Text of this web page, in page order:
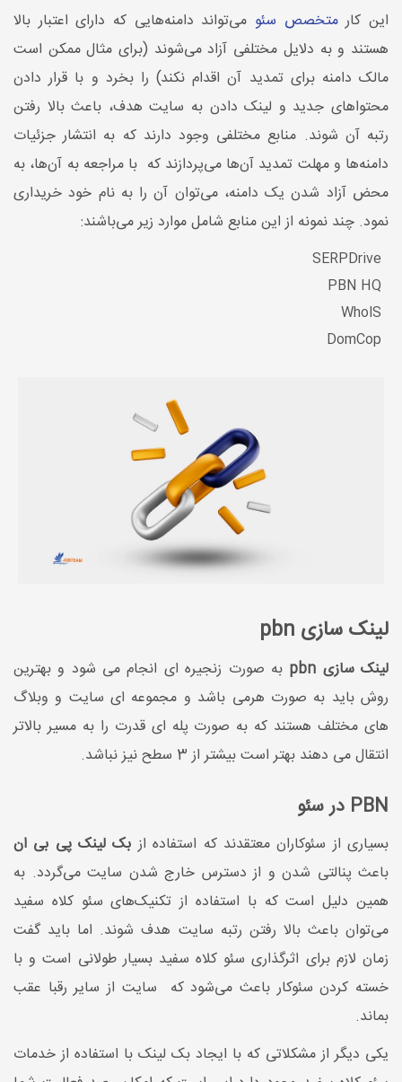
این کارمتخصص سئو می‌تواند دامنه‌هایی که دارای اعتبار بالا
هستند و به دلایل مختلفی آزاد می‌شوند (برای مثال ممکن است
مالک دامنه برای تمدید آن اقدام نکند) را بخرد و با قرار دادن
محتواهای جدید و لینک دادن به سایت هدف، باعث بالا رفتن
رتبه آن شوند. منابع مختلفی وجود دارند که به انتشار جزئیات
دامنه‌ها و مهلت تمدید آن‌ها می‌پردازند که با مراجعه به آن‌ها، به
محض آزاد شدن یک دامنه، می‌توان آن را به نام خود خریداری
نمود. چند نمونه از این منابع شامل موارد زیر می‌باشند:
SERPDrive
PBN HQ
WholS
DomCop
لینک سازی pbn
لینک سازی pbn
به صورت زنجیره ای انجام می شود و بهترین
روش باید به صورت هرمی باشد و مجموعه ای سایت و وبلاگ
های مختلف هستند که به صورت پله ای قدرت را به مسیر بالاتر
انتقال می دهند بهتر است بیشتر از 3 سطح نیز نباشد.
PBN در سئو
بسیاری از سئوکاران معتقدند که استفاده از بک لینک پی بی ان
باعث پنالتی شدن و از دسترس خارج شدن سایت می‌گردد. به
همین دلیل است که با استفاده از تکنیک‌های سئو کلاه سفید
می‌توان باعث بالا رفتن رتبه سایت هدف شوند. اما باید گفت
زمان لازم برای اثرگذاری سئو کلاه سفید بسیار طولانی است و با
خسته کردن سئوکار باعث می‌شود که سایت از سایر رقبا عقب
بماند.
یکی دیگر از مشکلاتی که با ایجاد بک لینک با استفاده از خدمات